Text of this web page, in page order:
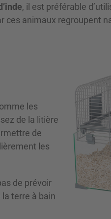
, il est préférable
ces animaux regroupent
les
de la litière
de
les
de prévoir
la terre à bain